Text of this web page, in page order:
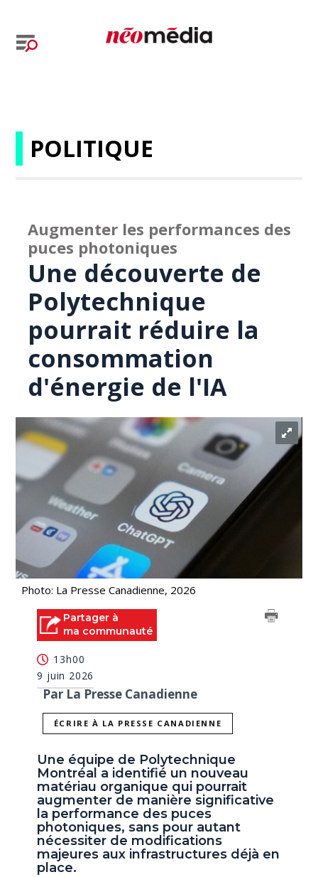
POLITIQUE
Augmenter les performances des
puces photoniques
Une découverte de
Polytechnique
pourrait réduire la
consommation
d'énergie de l'IA
Photo: La Presse Canadienne, 2026
Partager à
ma communauté
13h00
9 juin 2026
Par La Presse Canadienne
ÉCRIRE À LA PRESSE CANADIENNE
Une équipe de Polytechnique
Montréal a identifié un nouveau
matériau organique qui pourrait
augmenter de manière significative
la performance des puces
photoniques, sans pour autant
nécessiter de modifications
majeures aux infrastructures déjà en
place.